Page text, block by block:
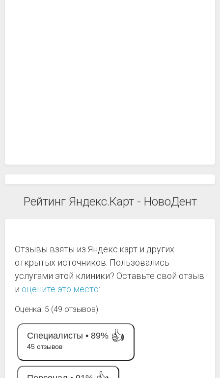
Рейтинг Яндекс.Карт - НовоДент
Отзывы взяты из Яндекс.карт и других
открытых источников. Пользовались
услугами этой клиники? Оставьте свой отзыв
и оцените это место:
Оценка: 5 (49 отзывов)
Специалисты • 89% 👍
45 отзывов